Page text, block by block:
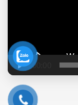
00:00